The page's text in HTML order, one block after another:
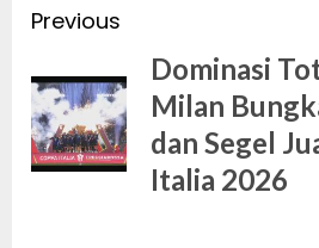
Post
navigation
Previous
Dominasi
Milan
dan Segel
Italia 2026